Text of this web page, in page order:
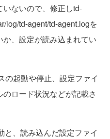
ないので、修正しtd-
log/td-agent/td-agent.logを
、設定が読み込まれてい
起動や停止、設定ファイ
ロード状況などが記載さ
、読み込んだ設定ファイ